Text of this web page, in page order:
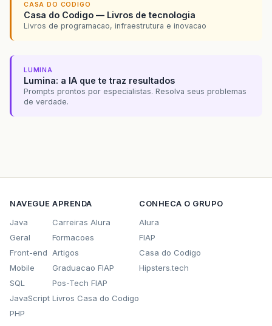
CASA DO CODIGO
Casa do Codigo — Livros de tecnologia
Livros de programacao, infraestrutura e inovacao
LUMINA
Lumina: a IA que te traz resultados
Prompts prontos por especialistas. Resolva seus problemas
de verdade.
NAVEGUE
Java
Geral
Front-end
Mobile
SQL
JavaScript
PHP
APRENDA
Carreiras Alura
Formacoes
Artigos
Graduacao FIAP
Pos-Tech FIAP
Livros Casa do Codigo
CONHECA O GRUPO
Alura
FIAP
Casa do Codigo
Hipsters.tech